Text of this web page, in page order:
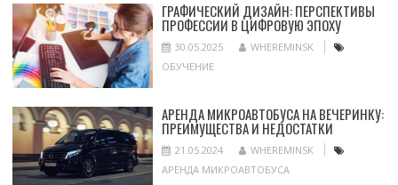
ГРАФИЧЕСКИЙ ДИЗАЙН: ПЕРСПЕКТИВЫ
ПРОФЕССИИ В ЦИФРОВУЮ ЭПОХУ
30.05.2025
WHEREMINSK
ОБУЧЕНИЕ
АРЕНДА МИКРОАВТОБУСА НА ВЕЧЕРИНКУ:
ПРЕИМУЩЕСТВА И НЕДОСТАТКИ
21.05.2024
WHEREMINSK
АРЕНДА МИКРОАВТОБУСА